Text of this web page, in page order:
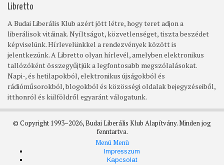
Libretto
A Budai Liberális Klub azért jött létre, hogy teret adjon a
liberálisok vitáinak. Nyíltságot, közvetlenséget, tiszta beszédet
képviselünk. Hírlevelünkkel a rendezvények között is
jelentkezünk. A Libretto olyan hírlevél, amelyben elektronikus
tallózóként összegyűjtjük a legfontosabb megszólalásokat.
Napi-, és hetilapokból, elektronikus újságokból és
rádióműsorokból, blogokból és közösségi oldalak bejegyzéseiből,
itthonról és külföldről egyaránt válogatunk.
© Copyright 1993–2026, Budai Liberális Klub Alapítvány. Minden jog
fenntartva.
Footer
Menü Menü
Impresszum
Kapcsolat